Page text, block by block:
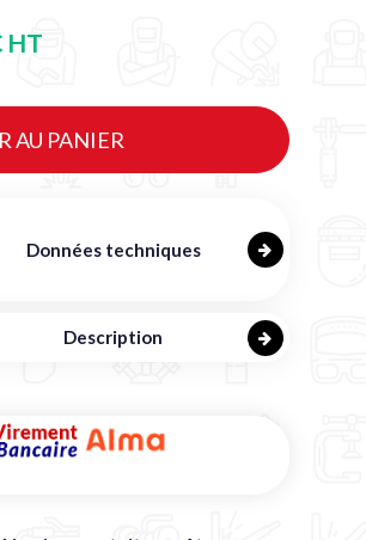
Données techniques
Description
HT
AU PANIER